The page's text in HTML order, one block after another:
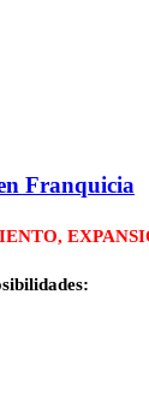
Franquicia